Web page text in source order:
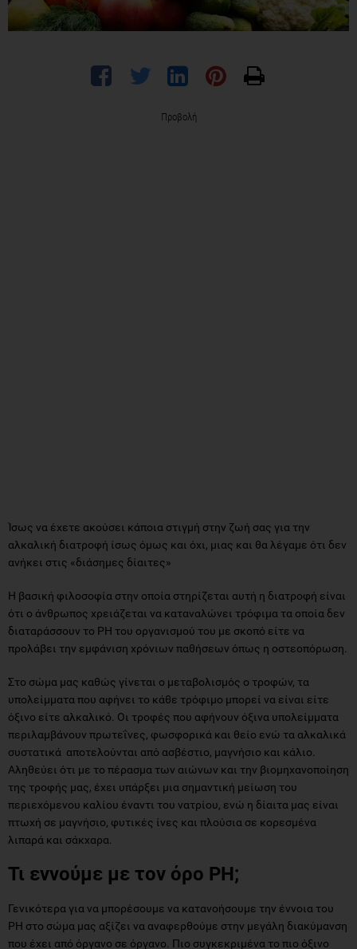
Προβολή
Ίσως να έχετε ακούσει κάποια στιγμή στην ζωή σας για την
αλκαλική διατροφή ίσως όμως και όχι, μιας και θα λέγαμε ότι δεν
ανήκει στις «διάσημες δίαιτες»
Η βασική φιλοσοφία στην οποία στηρίζεται αυτή η διατροφή είναι
ότι ο άνθρωπος χρειάζεται να καταναλώνει τρόφιμα τα οποία δεν
διαταράσσουν το PH του οργανισμού του με σκοπό είτε να
προλάβει την εμφάνιση χρόνιων παθήσεων όπως η οστεοπόρωση.
Στο σώμα μας καθώς γίνεται ο μεταβολισμός ο τροφών, τα
υπολείμματα που αφήνει το κάθε τρόφιμο μπορεί να είναι είτε
όξινο είτε αλκαλικό. Οι τροφές που αφήνουν όξινα υπολείμματα
περιλαμβάνουν πρωτεΐνες, φωσφορικά και θείο ενώ τα αλκαλικά
συστατικά αποτελούνται από ασβέστιο, μαγνήσιο και κάλιο.
Αληθεύει ότι με το πέρασμα των αιώνων και την βιομηχανοποίηση
της τροφής μας, έχει υπάρξει μια σημαντική μείωση του
περιεχόμενου καλίου έναντι του νατρίου, ενώ η δίαιτα μας είναι
πτωχή σε μαγνήσιο, φυτικές ίνες και πλούσια σε κορεσμένα
λιπαρά και σάκχαρα.
Τι εννούμε με τον όρο PH;
Γενικότερα για να μπορέσουμε να κατανοήσουμε την έννοια του
PH στο σώμα μας αξίζει να αναφερθούμε στην μεγάλη διακύμανση
που έχει από όργανο σε όργανο. Πιο συγκεκριμένα το πιο όξινο